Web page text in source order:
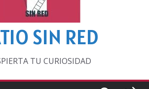
SIN RED
TU CURIOSIDAD